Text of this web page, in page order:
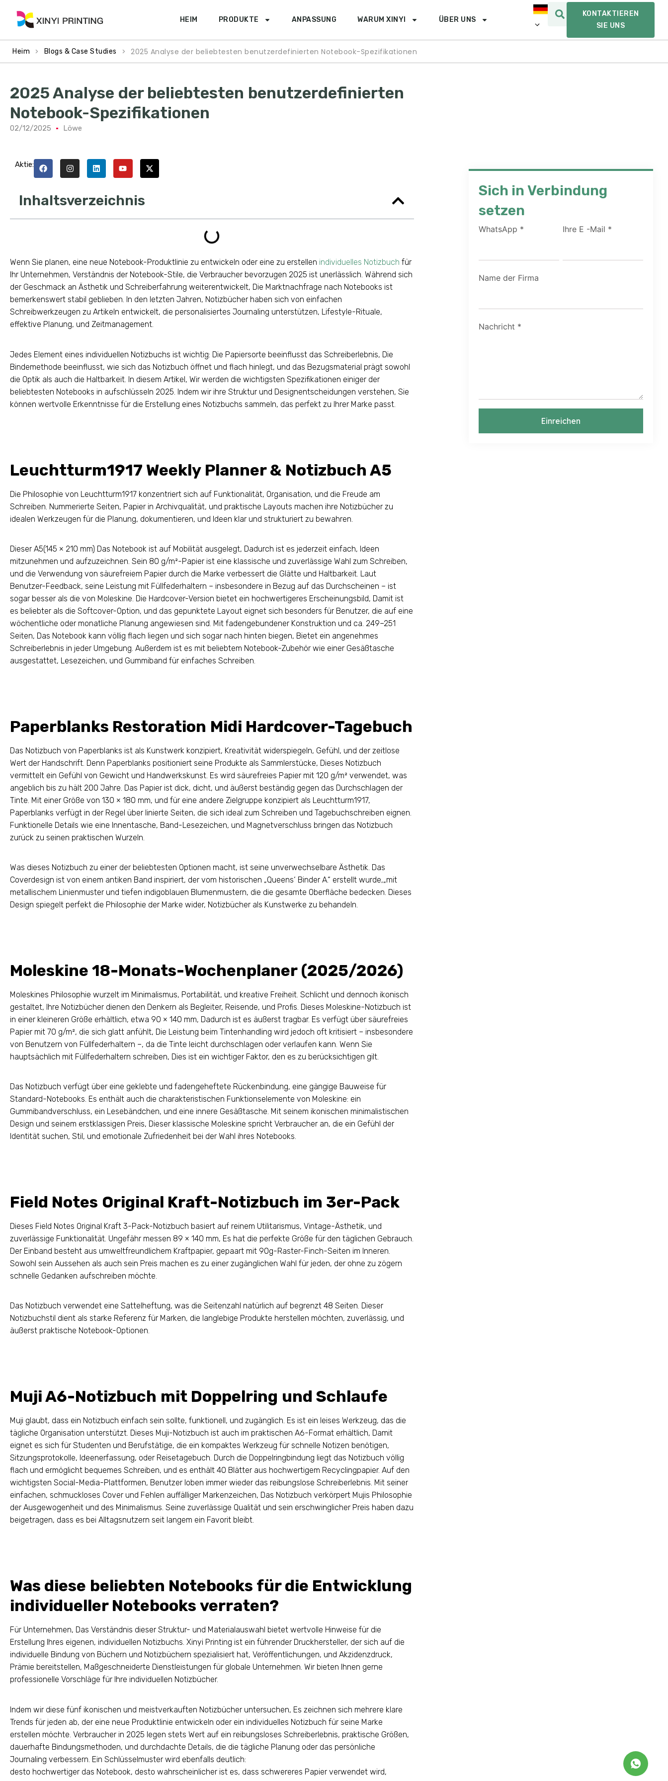
HEIM PRODUKTE ANPASSUNG WARUM XINYI ÜBER UNS
KONTAKTIEREN
SIE UNS
Heim > Blogs & Case Studies > 2025 Analyse der beliebtesten benutzerdefinierten Notebook-Spezifikationen
2025 Analyse der beliebtesten benutzerdefinierten
Notebook-Spezifikationen
02/12/2025 Löwe
Aktie:
Inhaltsverzeichnis
Wenn Sie planen, eine neue Notebook-Produktlinie zu entwickeln oder eine zu erstellen individuelles Notizbuch für
Ihr Unternehmen, Verständnis der Notebook-Stile, die Verbraucher bevorzugen 2025 ist unerlässlich. Während sich
der Geschmack an Ästhetik und Schreiberfahrung weiterentwickelt, Die Marktnachfrage nach Notebooks ist
bemerkenswert stabil geblieben. In den letzten Jahren, Notizbücher haben sich von einfachen
Schreibwerkzeugen zu Artikeln entwickelt, die personalisiertes Journaling unterstützen, Lifestyle-Rituale,
effektive Planung, und Zeitmanagement.
Jedes Element eines individuellen Notizbuchs ist wichtig: Die Papiersorte beeinflusst das Schreiberlebnis, Die
Bindemethode beeinflusst, wie sich das Notizbuch öffnet und flach hinlegt, und das Bezugsmaterial prägt sowohl
die Optik als auch die Haltbarkeit. In diesem Artikel, Wir werden die wichtigsten Spezifikationen einiger der
beliebtesten Notebooks in aufschlüsseln 2025. Indem wir ihre Struktur und Designentscheidungen verstehen, Sie
können wertvolle Erkenntnisse für die Erstellung eines Notizbuchs sammeln, das perfekt zu Ihrer Marke passt.
Leuchtturm1917 Weekly Planner & Notizbuch A5
Die Philosophie von Leuchtturm1917 konzentriert sich auf Funktionalität, Organisation, und die Freude am
Schreiben. Nummerierte Seiten, Papier in Archivqualität, und praktische Layouts machen ihre Notizbücher zu
idealen Werkzeugen für die Planung, dokumentieren, und Ideen klar und strukturiert zu bewahren.
Dieser A5(145 × 210 mm) Das Notebook ist auf Mobilität ausgelegt, Dadurch ist es jederzeit einfach, Ideen
mitzunehmen und aufzuzeichnen. Sein 80 g/m²-Papier ist eine klassische und zuverlässige Wahl zum Schreiben,
und die Verwendung von säurefreiem Papier durch die Marke verbessert die Glätte und Haltbarkeit. Laut
Benutzer-Feedback, seine Leistung mit Füllfederhaltern – insbesondere in Bezug auf das Durchscheinen – ist
sogar besser als die von Moleskine. Die Hardcover-Version bietet ein hochwertigeres Erscheinungsbild, Damit ist
es beliebter als die Softcover-Option, und das gepunktete Layout eignet sich besonders für Benutzer, die auf eine
wöchentliche oder monatliche Planung angewiesen sind. Mit fadengebundener Konstruktion und ca. 249–251
Seiten, Das Notebook kann völlig flach liegen und sich sogar nach hinten biegen, Bietet ein angenehmes
Schreiberlebnis in jeder Umgebung. Außerdem ist es mit beliebtem Notebook-Zubehör wie einer Gesäßtasche
ausgestattet, Lesezeichen, und Gummiband für einfaches Schreiben.
Paperblanks Restoration Midi Hardcover-Tagebuch
Das Notizbuch von Paperblanks ist als Kunstwerk konzipiert, Kreativität widerspiegeln, Gefühl, und der zeitlose
Wert der Handschrift. Denn Paperblanks positioniert seine Produkte als Sammlerstücke, Dieses Notizbuch
vermittelt ein Gefühl von Gewicht und Handwerkskunst. Es wird säurefreies Papier mit 120 g/m² verwendet, was
angeblich bis zu hält 200 Jahre. Das Papier ist dick, dicht, und äußerst beständig gegen das Durchschlagen der
Tinte. Mit einer Größe von 130 × 180 mm, und für eine andere Zielgruppe konzipiert als Leuchtturm1917,
Paperblanks verfügt in der Regel über linierte Seiten, die sich ideal zum Schreiben und Tagebuchschreiben eignen.
Funktionelle Details wie eine Innentasche, Band-Lesezeichen, und Magnetverschluss bringen das Notizbuch
zurück zu seinen praktischen Wurzeln.
Was dieses Notizbuch zu einer der beliebtesten Optionen macht, ist seine unverwechselbare Ästhetik. Das
Coverdesign ist von einem antiken Band inspiriert, der vom historischen „Queens‘ Binder A.“ erstellt wurde,„mit
metallischem Linienmuster und tiefen indigoblauen Blumenmustern, die die gesamte Oberfläche bedecken. Dieses
Design spiegelt perfekt die Philosophie der Marke wider, Notizbücher als Kunstwerke zu behandeln.
Moleskine 18-Monats-Wochenplaner (2025/2026)
Moleskines Philosophie wurzelt im Minimalismus, Portabilität, und kreative Freiheit. Schlicht und dennoch ikonisch
gestaltet, Ihre Notizbücher dienen den Denkern als Begleiter, Reisende, und Profis. Dieses Moleskine-Notizbuch ist
in einer kleineren Größe erhältlich, etwa 90 × 140 mm, Dadurch ist es äußerst tragbar. Es verfügt über säurefreies
Papier mit 70 g/m², die sich glatt anfühlt, Die Leistung beim Tintenhandling wird jedoch oft kritisiert – insbesondere
von Benutzern von Füllfederhaltern –, da die Tinte leicht durchschlagen oder verlaufen kann. Wenn Sie
hauptsächlich mit Füllfederhaltern schreiben, Dies ist ein wichtiger Faktor, den es zu berücksichtigen gilt.
Das Notizbuch verfügt über eine geklebte und fadengeheftete Rückenbindung, eine gängige Bauweise für
Standard-Notebooks. Es enthält auch die charakteristischen Funktionselemente von Moleskine: ein
Gummibandverschluss, ein Lesebändchen, und eine innere Gesäßtasche. Mit seinem ikonischen minimalistischen
Design und seinem erstklassigen Preis, Dieser klassische Moleskine spricht Verbraucher an, die ein Gefühl der
Identität suchen, Stil, und emotionale Zufriedenheit bei der Wahl ihres Notebooks.
Field Notes Original Kraft-Notizbuch im 3er-Pack
Dieses Field Notes Original Kraft 3-Pack-Notizbuch basiert auf reinem Utilitarismus, Vintage-Ästhetik, und
zuverlässige Funktionalität. Ungefähr messen 89 × 140 mm, Es hat die perfekte Größe für den täglichen Gebrauch.
Der Einband besteht aus umweltfreundlichem Kraftpapier, gepaart mit 90g-Raster-Finch-Seiten im Inneren.
Sowohl sein Aussehen als auch sein Preis machen es zu einer zugänglichen Wahl für jeden, der ohne zu zögern
schnelle Gedanken aufschreiben möchte.
Das Notizbuch verwendet eine Sattelheftung, was die Seitenzahl natürlich auf begrenzt 48 Seiten. Dieser
Notizbuchstil dient als starke Referenz für Marken, die langlebige Produkte herstellen möchten, zuverlässig, und
äußerst praktische Notebook-Optionen.
Muji A6-Notizbuch mit Doppelring und Schlaufe
Muji glaubt, dass ein Notizbuch einfach sein sollte, funktionell, und zugänglich. Es ist ein leises Werkzeug, das die
tägliche Organisation unterstützt. Dieses Muji-Notizbuch ist auch im praktischen A6-Format erhältlich, Damit
eignet es sich für Studenten und Berufstätige, die ein kompaktes Werkzeug für schnelle Notizen benötigen,
Sitzungsprotokolle, Ideenerfassung, oder Reisetagebuch. Durch die Doppelringbindung liegt das Notizbuch völlig
flach und ermöglicht bequemes Schreiben, und es enthält 40 Blätter aus hochwertigem Recyclingpapier. Auf den
wichtigsten Social-Media-Plattformen, Benutzer loben immer wieder das reibungslose Schreiberlebnis. Mit seiner
einfachen, schmuckloses Cover und Fehlen auffälliger Markenzeichen, Das Notizbuch verkörpert Mujis Philosophie
der Ausgewogenheit und des Minimalismus. Seine zuverlässige Qualität und sein erschwinglicher Preis haben dazu
beigetragen, dass es bei Alltagsnutzern seit langem ein Favorit bleibt.
Was diese beliebten Notebooks für die Entwicklung
individueller Notebooks verraten?
Für Unternehmen, Das Verständnis dieser Struktur- und Materialauswahl bietet wertvolle Hinweise für die
Erstellung Ihres eigenen, individuellen Notizbuchs. Xinyi Printing ist ein führender Druckhersteller, der sich auf die
individuelle Bindung von Büchern und Notizbüchern spezialisiert hat, Veröffentlichungen, und Akzidenzdruck,
Prämie bereitstellen, Maßgeschneiderte Dienstleistungen für globale Unternehmen. Wir bieten Ihnen gerne
professionelle Vorschläge für Ihre individuellen Notizbücher.
Indem wir diese fünf ikonischen und meistverkauften Notizbücher untersuchen, Es zeichnen sich mehrere klare
Trends für jeden ab, der eine neue Produktlinie entwickeln oder ein individuelles Notizbuch für seine Marke
erstellen möchte. Verbraucher in 2025 legen stets Wert auf ein reibungsloses Schreiberlebnis, praktische Größen,
dauerhafte Bindungsmethoden, und durchdachte Details, die die tägliche Planung oder das persönliche
Journaling verbessern. Ein Schlüsselmuster wird ebenfalls deutlich:
desto hochwertiger das Notebook, desto wahrscheinlicher ist es, dass schwereres Papier verwendet wird,
Sich in Verbindung
setzen
WhatsApp * Ihre E -Mail *
Name der Firma
Nachricht *
Einreichen